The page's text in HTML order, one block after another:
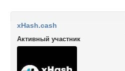
xHash.cash
Активный участник